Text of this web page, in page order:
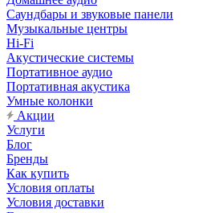
Саундбары и звуковые панели
Музыкальные центры
Hi-Fi
Акустические системы
Портативное аудио
Портативная акустика
Умные колонки
Акции
Услуги
Блог
Бренды
Как купить
Условия оплаты
Условия доставки